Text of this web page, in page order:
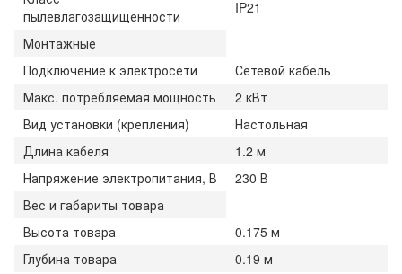
пылевлагозащищенности
IP21
Монтажные
Подключение к электросети
Сетевой кабель
Макс. потребляемая мощность
2 кВт
Вид установки (крепления)
Настольная
Длина кабеля
1.2 м
Напряжение электропитания, В
230 В
Вес и габариты товара
Высота товара
0.175 м
Глубина товара
0.19 м